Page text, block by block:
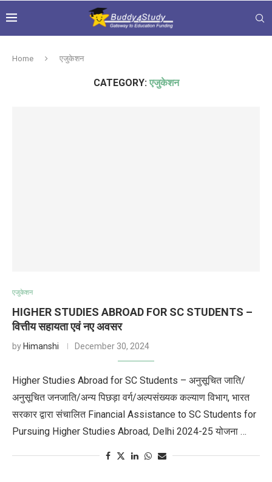
Home एजुकेशन
CATEGORY: एजुकेशन
एजुकेशन
HIGHER STUDIES ABROAD FOR SC STUDENTS –
वित्तीय सहायता एवं नए अवसर
by Himanshi December 30, 2024
Higher Studies Abroad for SC Students – अनुसूचित जाति/
अनुसूचित जनजाति/अन्य पिछड़ा वर्ग/अल्पसंख्यक कल्याण विभाग, भारत
सरकार द्वारा संचालित Financial Assistance to SC Students for
Pursuing Higher Studies Abroad, Delhi 2024-25 योजना …